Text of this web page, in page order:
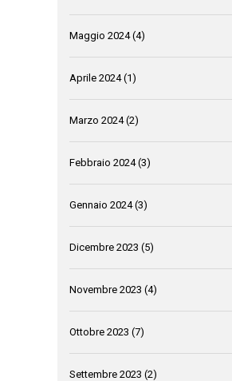
Maggio 2024(4)
Aprile 2024(1)
Marzo 2024(2)
Febbraio 2024(3)
Gennaio 2024(3)
Dicembre 2023 (5)
Novembre 2023 (4)
Ottobre 2023 (7)
Settembre 2023 (2)